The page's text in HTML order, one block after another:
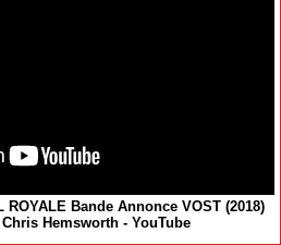
Bande Annonce VOST (2018)
Hemsworth - YouTube